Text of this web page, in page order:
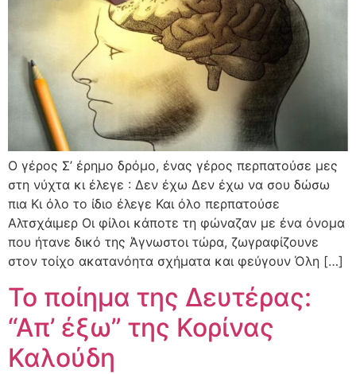
Ο γέρος Σ’ έρημο δρόμο, ένας γέρος περπατούσε μες
στη νύχτα κι έλεγε : Δεν έχω Δεν έχω να σου δώσω
πια Κι όλο το ίδιο έλεγε Και όλο περπατούσε
Αλτσχάιμερ Οι φίλοι κάποτε τη φώναζαν με ένα όνομα
που ήτανε δικό της Άγνωστοι τώρα, ζωγραφίζουνε
στον τοίχο ακατανόητα σχήματα και φεύγουν Όλη […]
Το ποίημα της Δευτέρας:
“Απ’ έξω” της Κορίνας
Καλούδη